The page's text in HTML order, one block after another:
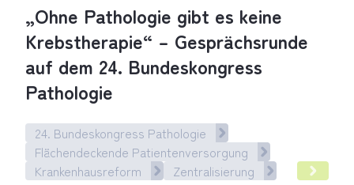
„Ohne Pathologie gibt es keine
Krebstherapie“ – Gesprächsrunde
auf dem 24. Bundeskongress
Pathologie
24. Bundeskongress Pathologie
Flächendeckende Patientenversorgung
Krankenhausreform
Zentralisierung